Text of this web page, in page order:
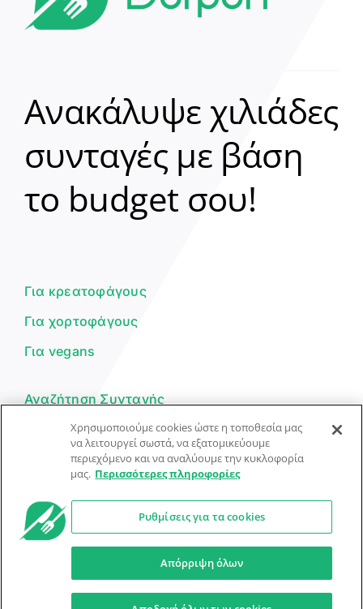
Ανακάλυψε χιλιάδες
συνταγές με βάση
το budget σου!
Για κρεατοφάγους
Για χορτοφάγους
Για vegans
Αναζήτηση Συνταγής
Υποβολή Συνταγής
Φόρμα Επικοινωνίας
© Dorpon • Μηχανή αναζήτησης για …καλοφαγάδες!
Προστασία Προσωπικών Δεδομένων Όροι Xρήσης
Ο βοηθός μπορεί να κάνει λάθη — ελέγξτε τις συνταγές.
Χρησιμοποιούμε cookies ώστε η τοποθεσία μας
να λειτουργεί σωστά, να εξατομικεύουμε
περιεχόμενο και να αναλύουμε την κυκλοφορία
μας. Περισσότερες πληροφορίες
Ρυθμίσεις για τα cookies
Απόρριψη όλων